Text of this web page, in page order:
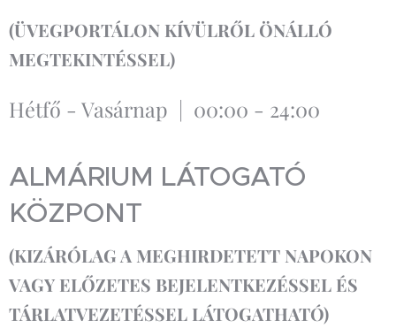
(ÜVEGPORTÁLON KÍVÜLRŐL ÖNÁLLÓ
MEGTEKINTÉSSEL)
Hétfő - Vasárnap | 00:00 - 24:00
ALMÁRIUM LÁTOGATÓ
KÖZPONT
(KIZÁRÓLAG A MEGHIRDETETT NAPOKON
VAGY ELŐZETES BEJELENTKEZÉSSEL ÉS
TÁRLATVEZETÉSSEL LÁTOGATHATÓ)